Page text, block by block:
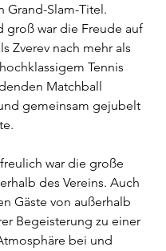
Grand-Slam-Titel.
groß war die Freude auf
Zverev nach mehr als
Tennis
Matchball
gemeinsam gejubelt
war die große
des Vereins. Auch
Gäste von außerhalb
Begeisterung zu einer
bei und